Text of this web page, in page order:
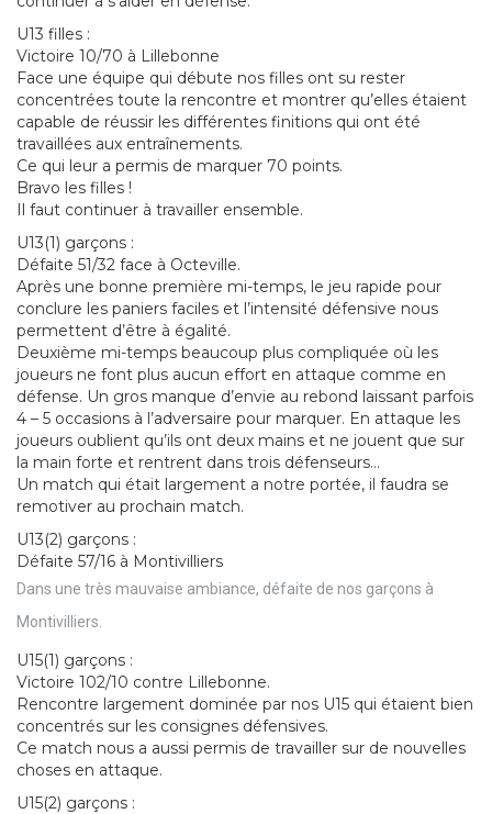
U13 filles :
Victoire 10/70 à Lillebonne
Face une équipe qui débute nos filles ont su rester
concentrées toute la rencontre et montrer qu’elles étaient
capable de réussir les différentes finitions qui ont été
travaillées aux entraînements.
Ce qui leur a permis de marquer 70 points.
Bravo les filles !
Il faut continuer à travailler ensemble.
U13(1) garçons :
Défaite 51/32 face à Octeville.
Après une bonne première mi-temps, le jeu rapide pour
conclure les paniers faciles et l’intensité défensive nous
permettent d’être à égalité.
Deuxième mi-temps beaucoup plus compliquée où les
joueurs ne font plus aucun effort en attaque comme en
défense. Un gros manque d’envie au rebond laissant parfois
4 – 5 occasions à l’adversaire pour marquer. En attaque les
joueurs oublient qu’ils ont deux mains et ne jouent que sur
la main forte et rentrent dans trois défenseurs…
Un match qui était largement a notre portée, il faudra se
remotiver au prochain match.
U13(2) garçons :
Défaite 57/16 à Montivilliers
Dans une très mauvaise ambiance, défaite de nos garçons à
Montivilliers.
U15(1) garçons :
Victoire 102/10 contre Lillebonne.
Rencontre largement dominée par nos U15 qui étaient bien
concentrés sur les consignes défensives.
Ce match nous a aussi permis de travailler sur de nouvelles
choses en attaque.
U15(2) garçons :